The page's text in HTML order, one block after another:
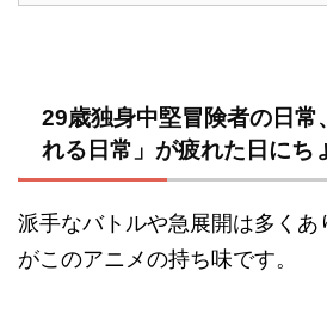
29歳独身中堅冒険者の日常
れる日常」が疲れた日にち
派手なバトルや急展開は多く
がこのアニメの持ち味です。